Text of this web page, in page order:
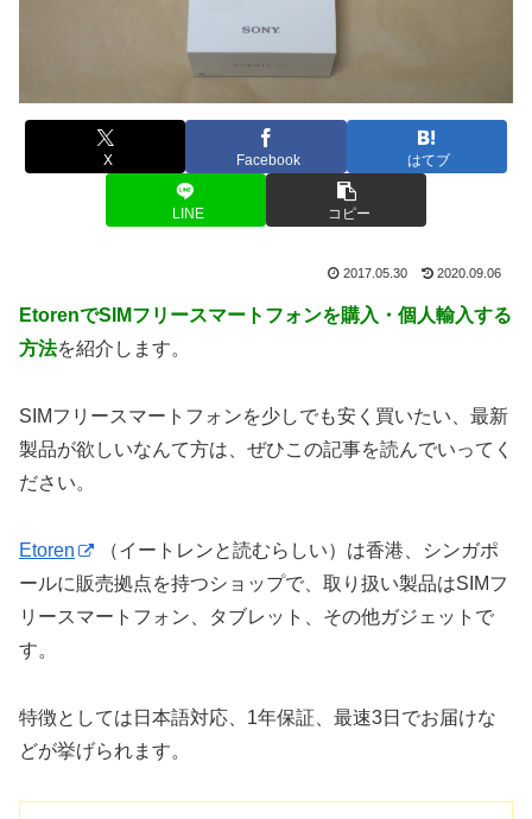
X Facebook はてブ
LINE コピー
2017.05.30 2020.09.06
EtorenでSIMフリースマートフォンを購入・個人輸入する
方法を紹介します。
SIMフリースマートフォンを少しでも安く買いたい、最新
製品が欲しいなんて方は、ぜひこの記事を読んでいってく
ださい。
Etoren
（イートレンと読むらしい）は香港、シンガポ
ールに販売拠点を持つショップで、取り扱い製品はSIMフ
リースマートフォン、タブレット、その他ガジェットで
す。
特徴としては日本語対応、1年保証、最速3日でお届けな
どが挙げられます。